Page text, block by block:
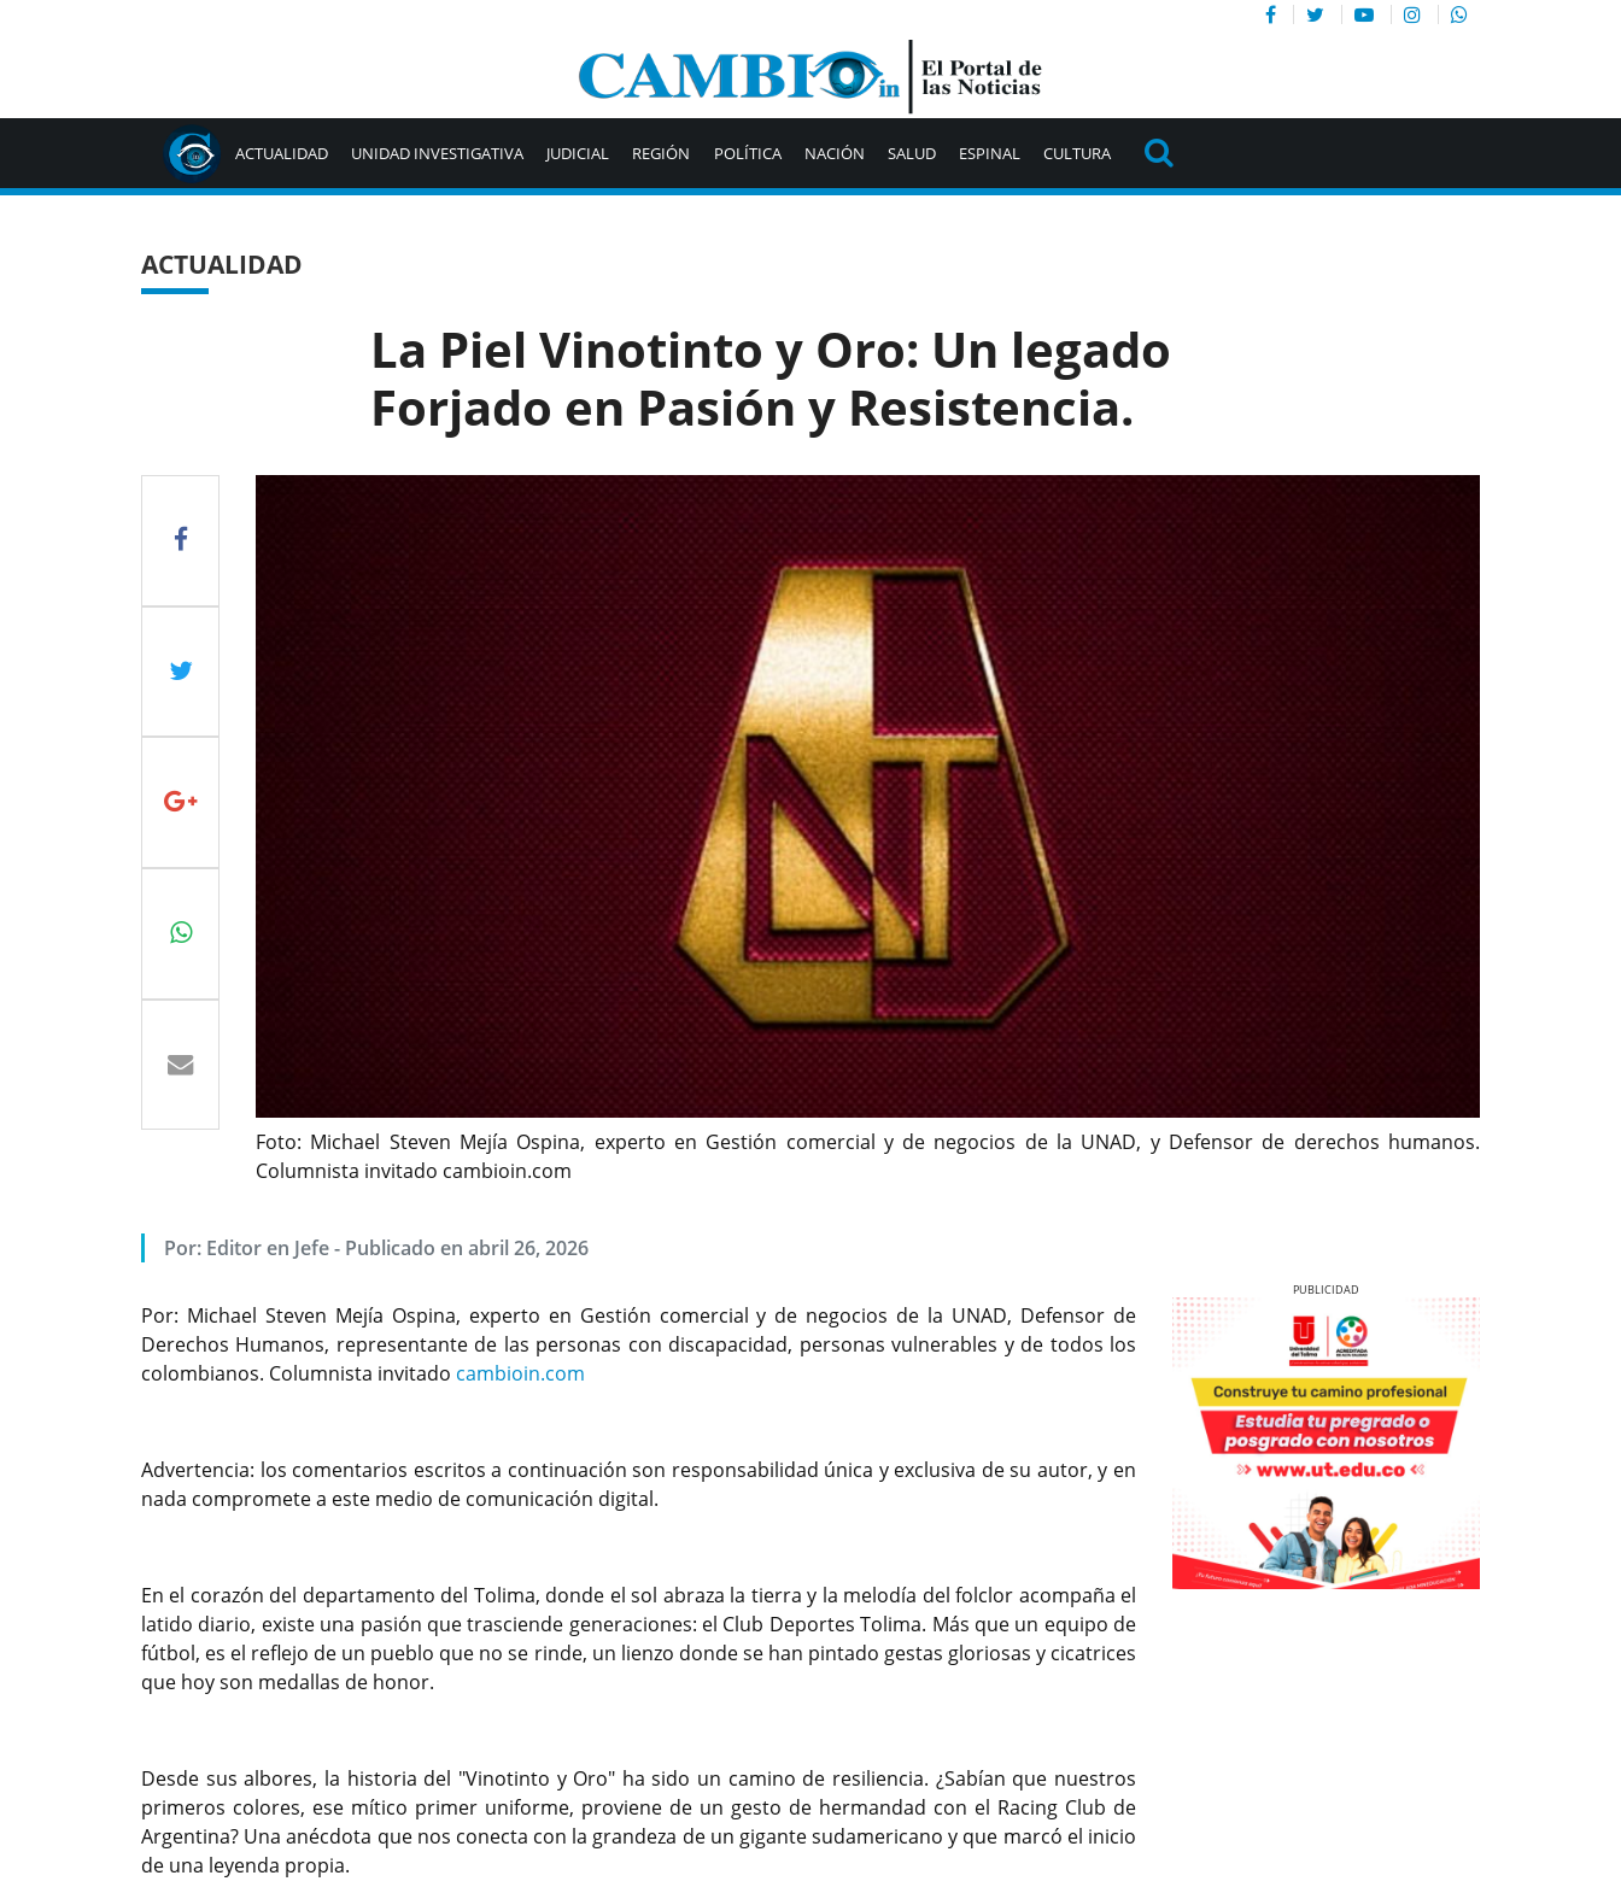
ACTUALIDAD UNIDAD INVESTIGATIVA JUDICIAL REGIÓN POLÍTICA NACIÓN SALUD ESPINAL CULTURA
ACTUALIDAD
La Piel Vinotinto y Oro: Un legado
Forjado en Pasión y Resistencia.
Foto: Michael Steven Mejía Ospina, experto en Gestión comercial y de negocios de la UNAD, y Defensor de derechos humanos.
Columnista invitado cambioin.com
Por: Editor en Jefe - Publicado en abril 26, 2026
Por: Michael Steven Mejía Ospina, experto en Gestión comercial y de negocios de la UNAD, Defensor de
Derechos Humanos, representante de las personas con discapacidad, personas vulnerables y de todos los
colombianos. Columnista invitado cambioin.com
Advertencia: los comentarios escritos a continuación son responsabilidad única y exclusiva de su autor, y en
nada compromete a este medio de comunicación digital.
En el corazón del departamento del Tolima, donde el sol abraza la tierra y la melodía del folclor acompaña el
latido diario, existe una pasión que trasciende generaciones: el Club Deportes Tolima. Más que un equipo de
fútbol, es el reflejo de un pueblo que no se rinde, un lienzo donde se han pintado gestas gloriosas y cicatrices
que hoy son medallas de honor.
Desde sus albores, la historia del "Vinotinto y Oro" ha sido un camino de resiliencia. ¿Sabían que nuestros
primeros colores, ese mítico primer uniforme, proviene de un gesto de hermandad con el Racing Club de
Argentina? Una anécdota que nos conecta con la grandeza de un gigante sudamericano y que marcó el inicio
de una leyenda propia.
Previous